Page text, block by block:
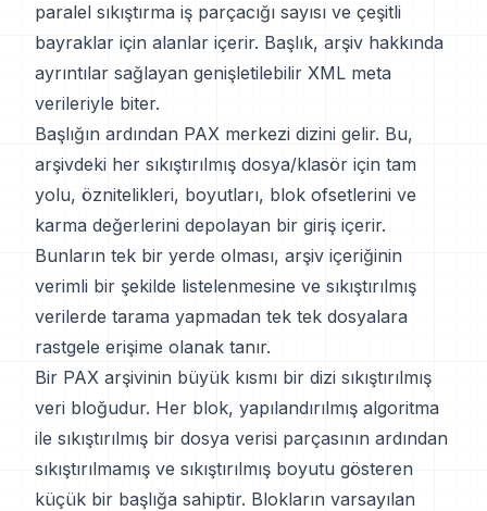
paralel sıkıştırma iş parçacığı sayısı ve çeşitli
bayraklar için alanlar içerir. Başlık, arşiv hakkında
ayrıntılar sağlayan genişletilebilir XML meta
verileriyle biter.
Başlığın ardından PAX merkezi dizini gelir. Bu,
arşivdeki her sıkıştırılmış dosya/klasör için tam
yolu, öznitelikleri, boyutları, blok ofsetlerini ve
karma değerlerini depolayan bir giriş içerir.
Bunların tek bir yerde olması, arşiv içeriğinin
verimli bir şekilde listelenmesine ve sıkıştırılmış
verilerde tarama yapmadan tek tek dosyalara
rastgele erişime olanak tanır.
Bir PAX arşivinin büyük kısmı bir dizi sıkıştırılmış
veri bloğudur. Her blok, yapılandırılmış algoritma
ile sıkıştırılmış bir dosya verisi parçasının ardından
sıkıştırılmamış ve sıkıştırılmış boyutu gösteren
küçük bir başlığa sahiptir. Blokların varsayılan